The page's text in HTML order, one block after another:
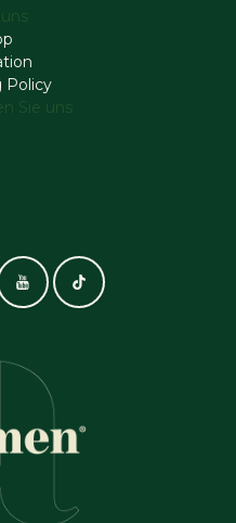
Policy
Sie uns